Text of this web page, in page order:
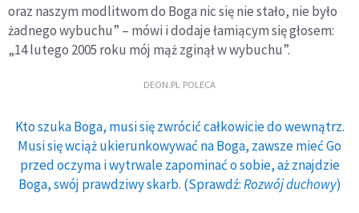
oraz naszym modlitwom do Boga nic się nie stało, nie było
żadnego wybuchu” – mówi i dodaje łamiącym się głosem:
„14 lutego 2005 roku mój mąż zginął w wybuchu”.
DEON.PL POLECA
Kto szuka Boga, musi się zwrócić całkowicie do wewnątrz.
Musi się wciąż ukierunkowywać na Boga, zawsze mieć Go
przed oczyma i wytrwale zapominać o sobie, aż znajdzie
Boga, swój prawdziwy skarb. (Sprawdź:Rozwój duchowy)